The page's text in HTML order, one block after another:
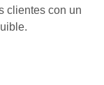
clientes con un